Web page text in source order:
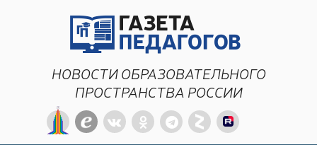
НОВОСТИ ОБРАЗОВАТЕЛЬНОГО
ПРОСТРАНСТВА РОССИИ